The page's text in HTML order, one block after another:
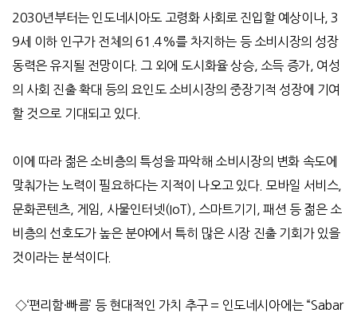
2030년부터는 인도네시아도 고령화 사회로 진입할 예상이나, 3
9세 이하 인구가 전체의 61.4%를 차지하는 등 소비시장의 성장
동력은 유지될 전망이다. 그 외에 도시화율 상승, 소득 증가, 여성
의 사회 진출 확대 등의 요인도 소비시장의 중장기적 성장에 기여
할 것으로 기대되고 있다.
이에 따라 젊은 소비층의 특성을 파악해 소비시장의 변화 속도에
맞춰가는 노력이 필요하다는 지적이 나오고 있다. 모바일 서비스,
문화콘텐츠, 게임, 사물인터넷(IoT), 스마트기기, 패션 등 젊은 소
비층의 선호도가 높은 분야에서 특히 많은 시장 진출 기회가 있을
것이라는 분석이다.
◇‘편리함·빠름’ 등 현대적인 가치 추구 = 인도네시아에는 “Sabar